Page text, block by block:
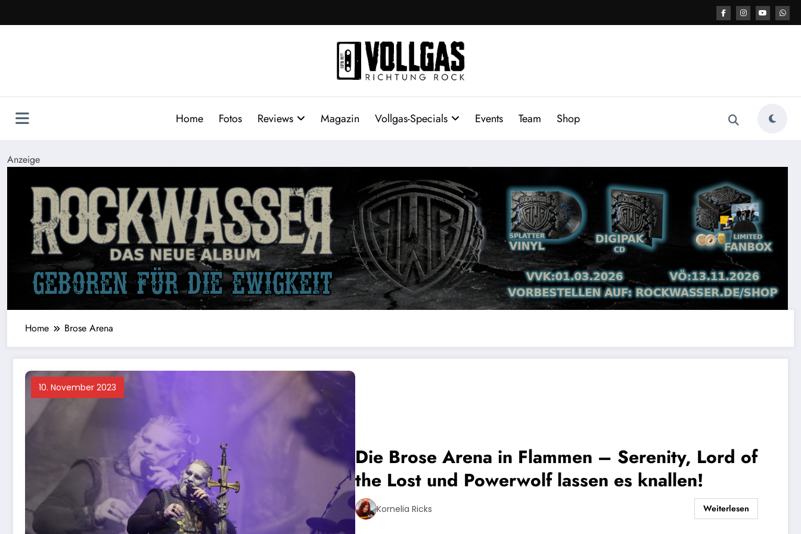
Inhalt
Home Fotos Reviews Magazin Vollgas-Specials Events Team Shop
Anzeige
Home Brose Arena
10. November 2023
Die Brose Arena in Flammen – Serenity, Lord of
the Lost und Powerwolf lassen es knallen!
Kornelia Ricks Weiterlesen